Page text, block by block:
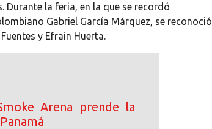
Durante la feria, en la que se recordó
Gabriel García Márquez, se reconoció
y Efraín Huerta.
Arena prende la